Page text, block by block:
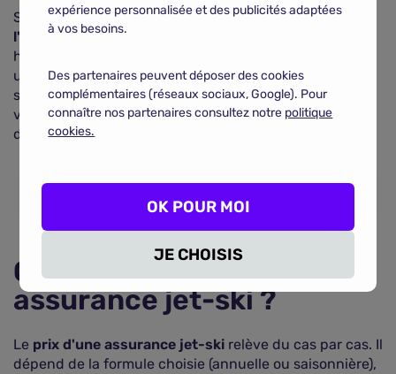
Si vous avez opté pour uneassurance multirisque à
l'annéepour votre jet-ski, il est couvert lorsqu'il est en
hivernage chez vous. A contrario, si vous avez préféré
une formule saisonnière, il n'est pas assuré en cas de
sinistre chez vous. Dans ce cas, rapprochez-vous de
votre assurance multirisque habitation pour inclure
dans la couverture de cette dernière votre jet-ski.
Quel est le prix d'une
assurance jet-ski ?
Le prix d'une assurance jet-ski relève du cas par cas. Il
dépend de la formule choisie (annuelle ou saisonnière),
expérience personnalisée et des publicités adaptées
à vos besoins.
Des partenaires peuvent déposer des cookies
complémentaires (réseaux sociaux, Google). Pour
connaître nos partenaires consultez notre politique
cookies.
JE CHOISIS
OK POUR MOI